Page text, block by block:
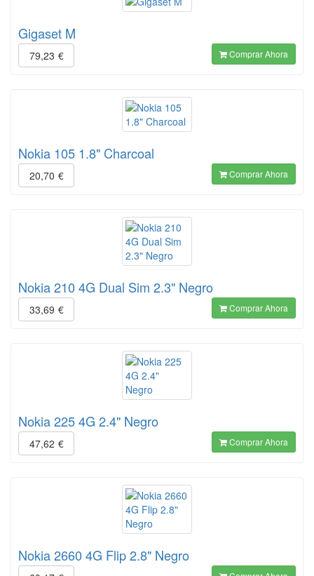
Gigaset M
79,23 € Comprar Ahora
Nokia 105 1.8" Charcoal
20,70 € Comprar Ahora
Nokia 210 4G Dual Sim 2.3" Negro
33,69 € Comprar Ahora
Nokia 225 4G 2.4" Negro
47,62 € Comprar Ahora
Nokia 2660 4G Flip 2.8" Negro